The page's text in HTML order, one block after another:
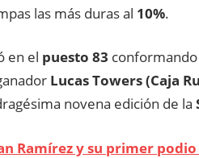
las más duras al 10%.
en el puesto 83
Lucas Towers (Caja
novena edición de la
Ramírez y su primer podio